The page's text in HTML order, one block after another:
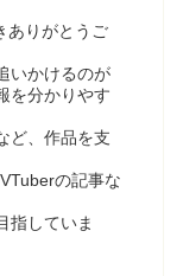
ありがとうご
いかけるのが
を分かりやす
ど、作品を支
の記事な
指していま